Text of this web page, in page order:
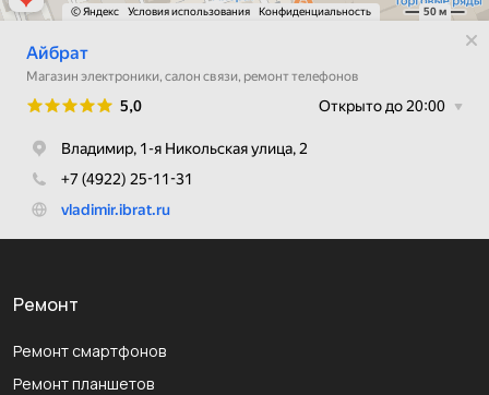
Ремонт
Ремонт смартфонов
Ремонт планшетов